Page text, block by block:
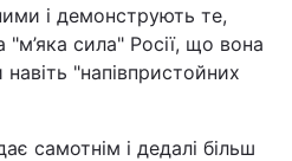
і демонструють те,
"м’яка сила" Росії, що вона
"напівпристойних
самотнім і дедалі більш